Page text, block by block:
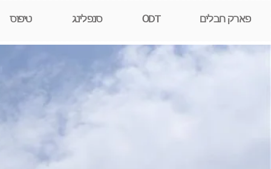
פארק חבלים ODT סנפלינג טיפוס